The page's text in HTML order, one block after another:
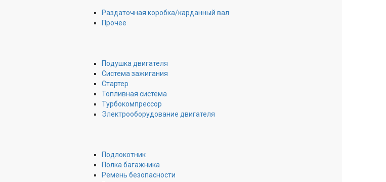
Раздаточная коробка/карданный вал
Прочее
Подушка двигателя
Система зажигания
Стартер
Топливная система
Турбокомпрессор
Электрооборудование двигателя
Подлокотник
Полка багажника
Ремень безопасности